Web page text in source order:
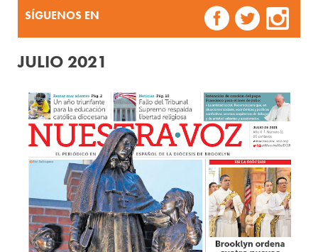
SÍGUENOS EN
JULIO 2021